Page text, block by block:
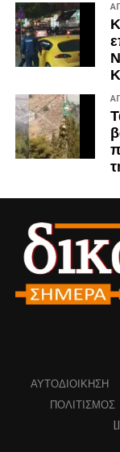
ΑΥΤΟΔΙΟΊΚΗΣΗ
ΠΟΛΙΤΙΣΜΌΣ